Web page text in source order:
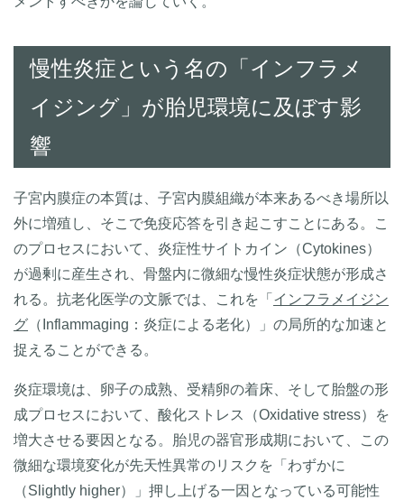
慢性炎症という名の「インフラメ
イジング」が胎児環境に及ぼす影
響
子宮内膜症の本質は、子宮内膜組織が本来あるべき場所以
外に増殖し、そこで免疫応答を引き起こすことにある。こ
のプロセスにおいて、炎症性サイトカイン（Cytokines）
が過剰に産生され、骨盤内に微細な慢性炎症状態が形成さ
れる。抗老化医学の文脈では、これを「 インフラメイジン
グ （Inflammaging：炎症による老化）」の局所的な加速と
捉えることができる。
炎症環境は、卵子の成熟、受精卵の着床、そして胎盤の形
成プロセスにおいて、酸化ストレス（Oxidative stress）を
増大させる要因となる。胎児の器官形成期において、この
微細な環境変化が先天性異常のリスクを「わずかに
（Slightly higher）」押し上げる一因となっている可能性